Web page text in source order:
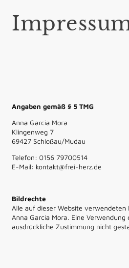
Angaben gemäß § 5 TMG
Anna Garcia Mora
Klingenweg 7
69427 Schloßau/Mudau
Telefon: 0156 79700514
E-Mail: kontakt@frei-herz.de
Bildrechte
Alle auf dieser Website verwendeten
Anna Garcia Mora. Eine Verwendung
ausdrückliche Zustimmung nicht